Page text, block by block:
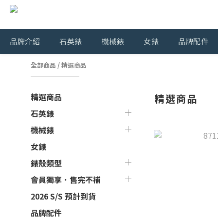
品牌介紹 石英錶 機械錶 女錶 品牌配件
全部商品 /精選商品
精選商品
石英錶
機械錶
女錶
錶殼類型
會員獨享．售完不補
2026 S/S 預計到貨
品牌配件
精選商品